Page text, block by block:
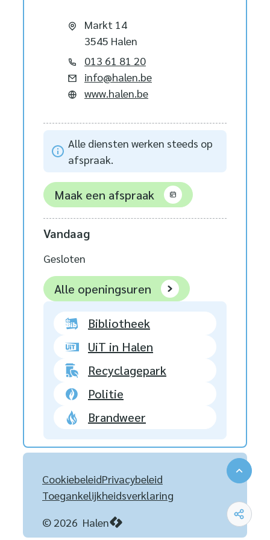
Adres
Markt 14
,3545 Halen
013 61 81 20
E-mail
info@halen.be
Website www.halen.be
Alle diensten werken steeds op
afspraak.
Maak een afspraak
Vandaag
Gesloten
Alle openingsuren Stad Halen
Bibliotheek
UiT in Halen
Recyclagepark
Politie
Brandweer
CookiebeleidPrivacybeleid
Toegankelijkheidsverklaring
© 2026 HalenLCP nv 2026 ©
Naar
Deel